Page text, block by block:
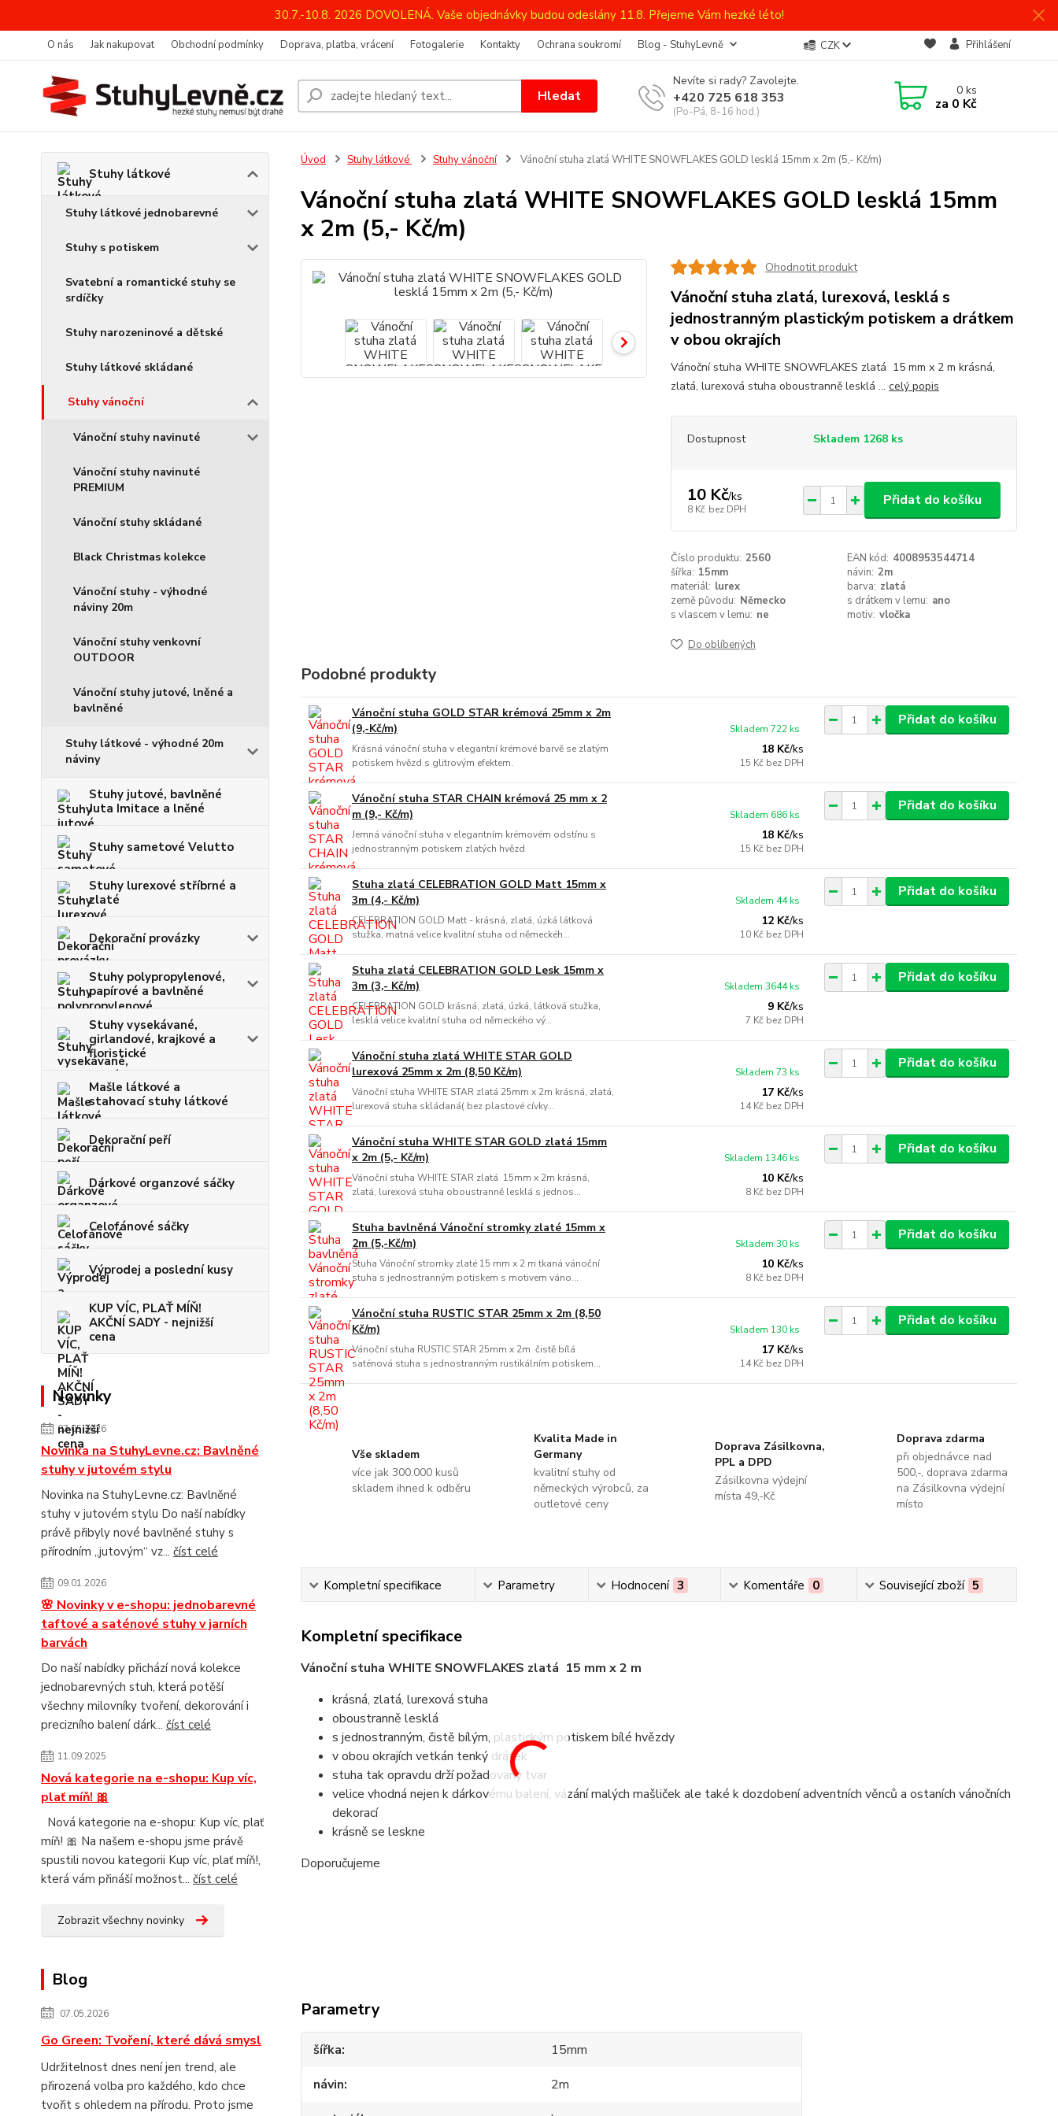
30.7.-10.8. 2026 DOVOLENÁ. Vaše objednávky budou odeslány 11.8. Přejeme Vám hezké léto!
O nás Jak nakupovat Obchodní podmínky Doprava, platba, vrácení Fotogalerie Kontakty Ochrana soukromí Blog - StuhyLevně CZK Přihlášení
Hledat
Nevíte si rady? Zavolejte.
+420 725 618 353
(Po-Pá, 8-16 hod.)
0ks
za 0 Kč
Stuhy látkové
Stuhy látkové jednobarevné
Stuhy s potiskem
Svatební a romantické stuhy se
srdíčky
Stuhy narozeninové a dětské
Stuhy látkové skládané
Stuhy vánoční
Vánoční stuhy navinuté
Vánoční stuhy navinuté
PREMIUM
Vánoční stuhy skládané
Black Christmas kolekce
Vánoční stuhy - výhodné
náviny 20m
Vánoční stuhy venkovní
OUTDOOR
Vánoční stuhy jutové, lněné a
bavlněné
Stuhy látkové - výhodné 20m
náviny
Stuhy jutové, bavlněné
Juta Imitace a lněné
Stuhy sametové Velutto
Stuhy lurexové stříbrné a
zlaté
Dekorační provázky
Stuhy polypropylenové,
papírové a bavlněné
Stuhy vysekávané,
girlandové, krajkové a
floristické
Mašle látkové a
stahovací stuhy látkové
Dekorační peří
Dárkové organzové sáčky
Celofánové sáčky
Výprodej a poslední kusy
KUP VÍC, PLAŤ MÍŇ!
AKČNÍ SADY - nejnižší
cena
Novinky
07.05.2026
Novinka na StuhyLevne.cz: Bavlněné
stuhy v jutovém stylu
Novinka na StuhyLevne.cz: Bavlněné
stuhy v jutovém stylu Do naší nabídky
právě přibyly nové bavlněné stuhy s
přírodním „jutovým“ vz... číst celé
09.01.2026
🌸 Novinky v e-shopu: jednobarevné
taftové a saténové stuhy v jarních
barvách
Do naší nabídky přichází nová kolekce
jednobarevných stuh, která potěší
všechny milovníky tvoření, dekorování i
precizního balení dárk... číst celé
11.09.2025
Nová kategorie na e-shopu: Kup víc,
plať míň! 🎀
Nová kategorie na e-shopu: Kup víc, plať
míň! 🎀 Na našem e-shopu jsme právě
spustili novou kategorii Kup víc, plať míň!,
která vám přináší možnost... číst celé
Zobrazit všechny novinky
Blog
07.05.2026
Go Green: Tvoření, které dává smysl
Udržitelnost dnes není jen trend, ale
přirozená volba pro každého, kdo chce
tvořit s ohledem na přírodu. Proto jsme
Úvod Stuhy látkové Stuhy vánoční Vánoční stuha zlatá WHITE SNOWFLAKES GOLD lesklá 15mm x 2m (5,- Kč/m)
Vánoční stuha zlatá WHITE SNOWFLAKES GOLD lesklá 15mm
x 2m (5,- Kč/m)
Ohodnotit produkt
Vánoční stuha zlatá, lurexová, lesklá s
jednostranným plastickým potiskem a drátkem
v obou okrajích
Vánoční stuha WHITE SNOWFLAKES zlatá 15 mm x 2 m krásná,
zlatá, lurexová stuha oboustranně lesklá ... celý popis
Dostupnost Skladem 1268 ks
10 Kč/ks
8 Kč bez DPH
Přidat do košíku
Číslo produktu: 2560 EAN kód: 4008953544714
šířka: 15mm návin: 2m
materiál: lurex barva: zlatá
země původu: Německo s drátkem v lemu: ano
s vlascem v lemu: ne motiv: vločka
Do oblíbených
Podobné produkty
Vánoční stuha GOLD STAR krémová 25mm x 2m
(9,-Kč/m)
Krásná vánoční stuha v elegantní krémové barvě se zlatým
potiskem hvězd s glitrovým efektem.
18 Kč/ks
15 Kč bez DPH
Skladem 722 ks
Přidat do košíku
Vánoční stuha STAR CHAIN krémová 25 mm x 2
m (9,- Kč/m)
Jemná vánoční stuha v elegantním krémovém odstínu s
jednostranným potiskem zlatých hvězd
18 Kč/ks
15 Kč bez DPH
Skladem 686 ks
Přidat do košíku
Stuha zlatá CELEBRATION GOLD Matt 15mm x
3m (4,- Kč/m)
CELEBRATION GOLD Matt - krásná, zlatá, úzká látková
stužka, matná velice kvalitní stuha od německéh...
12 Kč/ks
10 Kč bez DPH
Skladem 44 ks
Přidat do košíku
Stuha zlatá CELEBRATION GOLD Lesk 15mm x
3m (3,- Kč/m)
CELEBRATION GOLD krásná, zlatá, úzká, látková stužka,
lesklá velice kvalitní stuha od německého vý...
9 Kč/ks
7 Kč bez DPH
Skladem 3644 ks
Přidat do košíku
Vánoční stuha zlatá WHITE STAR GOLD
lurexová 25mm x 2m (8,50 Kč/m)
Vánoční stuha WHITE STAR zlatá 25mm x 2m krásná, zlatá,
lurexová stuha skládaná( bez plastové cívky...
17 Kč/ks
14 Kč bez DPH
Skladem 73 ks
Přidat do košíku
Vánoční stuha WHITE STAR GOLD zlatá 15mm
x 2m (5,- Kč/m)
Vánoční stuha WHITE STAR zlatá 15mm x 2m krásná,
zlatá, lurexová stuha oboustranně lesklá s jednos...
10 Kč/ks
8 Kč bez DPH
Skladem 1346 ks
Přidat do košíku
Stuha bavlněná Vánoční stromky zlaté 15mm x
2m (5,-Kč/m)
Stuha Vánoční stromky zlaté 15 mm x 2 m tkaná vánoční
stuha s jednostranným potiskem s motivem váno...
10 Kč/ks
8 Kč bez DPH
Skladem 30 ks
Přidat do košíku
Vánoční stuha RUSTIC STAR 25mm x 2m (8,50
Kč/m)
Vánoční stuha RUSTIC STAR 25mm x 2m čistě bílá
saténová stuha s jednostranným rustikálním potiskem...
17 Kč/ks
14 Kč bez DPH
Skladem 130 ks
Přidat do košíku
Vše skladem
více jak 300.000 kusů
skladem ihned k odběru
Kvalita Made in
Germany
kvalitní stuhy od
německých výrobců, za
outletové ceny
Doprava Zásilkovna,
PPL a DPD
Zásilkovna výdejní
místa 49,-Kč
Doprava zdarma
při objednávce nad
500,-, doprava zdarma
na Zásilkovna výdejní
místo
Kompletní specifikace Parametry Hodnocení 3 Komentáře 0 Související zboží 5
Kompletní specifikace
Vánoční stuha WHITE SNOWFLAKES zlatá 15 mm x 2 m
krásná, zlatá, lurexová stuha
oboustranně lesklá
s jednostranným, čistě bílým, plastickým potiskem bílé hvězdy
v obou okrajích vetkán tenký drátek
stuha tak opravdu drží požadovaný tvar
velice vhodná nejen k dárkovému balení, vázání malých mašliček ale také k dozdobení adventních věnců a ostaních vánočních
dekorací
krásně se leskne
Doporučujeme
Parametry
šířka
15mm
návin
2m